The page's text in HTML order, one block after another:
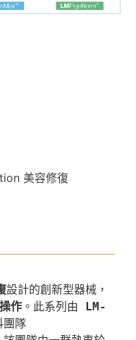
美容修復
設計的創新型器械，
作 。此系列由
LM-